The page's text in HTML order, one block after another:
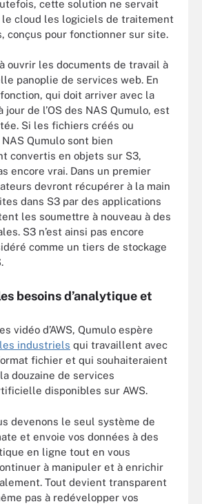
cette solution ne servait
le cloud les logiciels de traitement
conçus pour fonctionner sur site.
ouvrir les documents de travail à
panoplie de services web. En
qui doit arriver avec la
jour de l’OS des NAS Qumulo, est
Si les fichiers créés ou
Qumulo sont bien
convertis en objets sur S3,
encore vrai. Dans un premier
devront récupérer à la main
dans S3 par des applications
les soumettre à nouveau à des
S3 n’est ainsi pas encore
comme un tiers de stockage
besoins d’analytique et
vidéo d’AWS, Qumulo espère
industriels qui travaillent avec
fichier et qui souhaiteraient
douzaine de services
disponibles sur AWS.
devenons le seul système de
et envoie vos données à des
en ligne tout en vous
à manipuler et à enrichir
Tout devient transparent
pas à redévelopper vos